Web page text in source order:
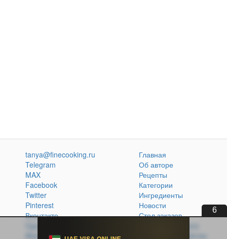
5
tanya@finecooking.ru
Telegram
MAX
Facebook
Twitter
Pinterest
Вконтакте
Одноклассники
Главная
Об авторе
Рецепты
Категории
Ингредиенты
Новости
Стол заказов
Кулинарная книга
Политика обработки